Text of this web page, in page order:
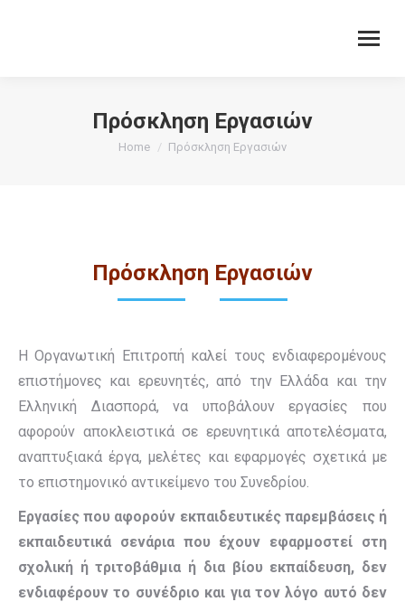
Πρόσκληση Εργασιών
You are here:
Home Πρόσκληση Εργασιών
Πρόσκληση Εργασιών
Η Οργανωτική Επιτροπή καλεί τους ενδιαφερομένους
επιστήμονες και ερευνητές, από την Ελλάδα και την
Ελληνική Διασπορά, να υποβάλουν εργασίες που
αφορούν αποκλειστικά σε ερευνητικά αποτελέσματα,
αναπτυξιακά έργα, μελέτες και εφαρμογές σχετικά με
το επιστημονικό αντικείμενο του Συνεδρίου.
Εργασίες που αφορούν εκπαιδευτικές παρεμβάσεις ή
εκπαιδευτικά σενάρια που έχουν εφαρμοστεί στη
σχολική ή τριτοβάθμια ή δια βίου εκπαίδευση, δεν
ενδιαφέρουν το συνέδριο και για τον λόγο αυτό δεν